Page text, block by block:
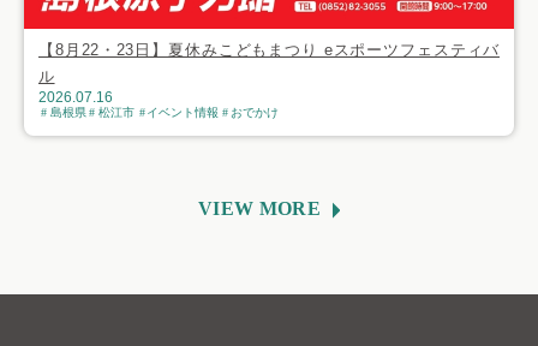
【8月22・23日】夏休みこどもまつり eスポーツフェスティバ
ル
2026.07.16
島根県 松江市 イベント情報 おでかけ
VIEW MORE